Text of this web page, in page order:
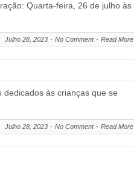
Quarta-feira, 26 de julho às
Julho 28, 2023 No Comment Read More
às crianças que se
Julho 28, 2023 No Comment Read More